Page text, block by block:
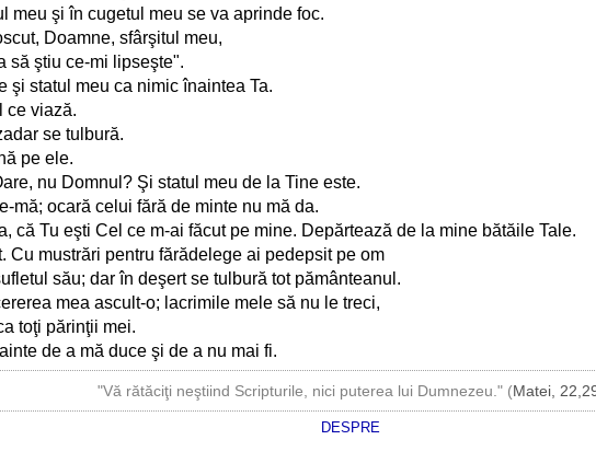
meu şi în cugetul meu se va aprinde foc.
Doamne, sfârşitul meu,
să ştiu ce-mi lipseşte".
şi statul meu ca nimic înaintea Ta.
ce viază.
se tulbură.
pe ele.
nu Domnul? Şi statul meu de la Tine este.
mă; ocară celui fără de minte nu mă da.
că Tu eşti Cel ce m-ai făcut pe mine. Depărtează de la mine bătăile Tale.
Cu mustrări pentru fărădelege ai pedepsit pe om
său; dar în deşert se tulbură tot pământeanul.
mea ascult-o; lacrimile mele să nu le treci,
toţi părinţii mei.
de a mă duce şi de a nu mai fi.
"Vă rătăciţi neştiind Scripturile, nici puterea lui Dumnezeu." (Matei,
DESPRE